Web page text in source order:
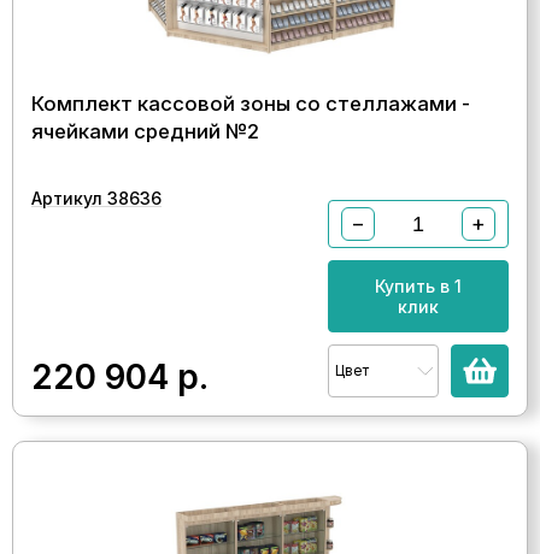
Комплект кассовой зоны со стеллажами -
ячейками средний №2
Артикул 38636
220 904 р.
− +
Купить в 1
клик
Цвет